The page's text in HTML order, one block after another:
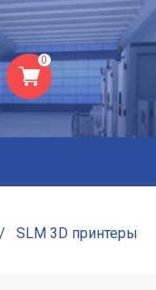
0
/
SLM 3D принтеры